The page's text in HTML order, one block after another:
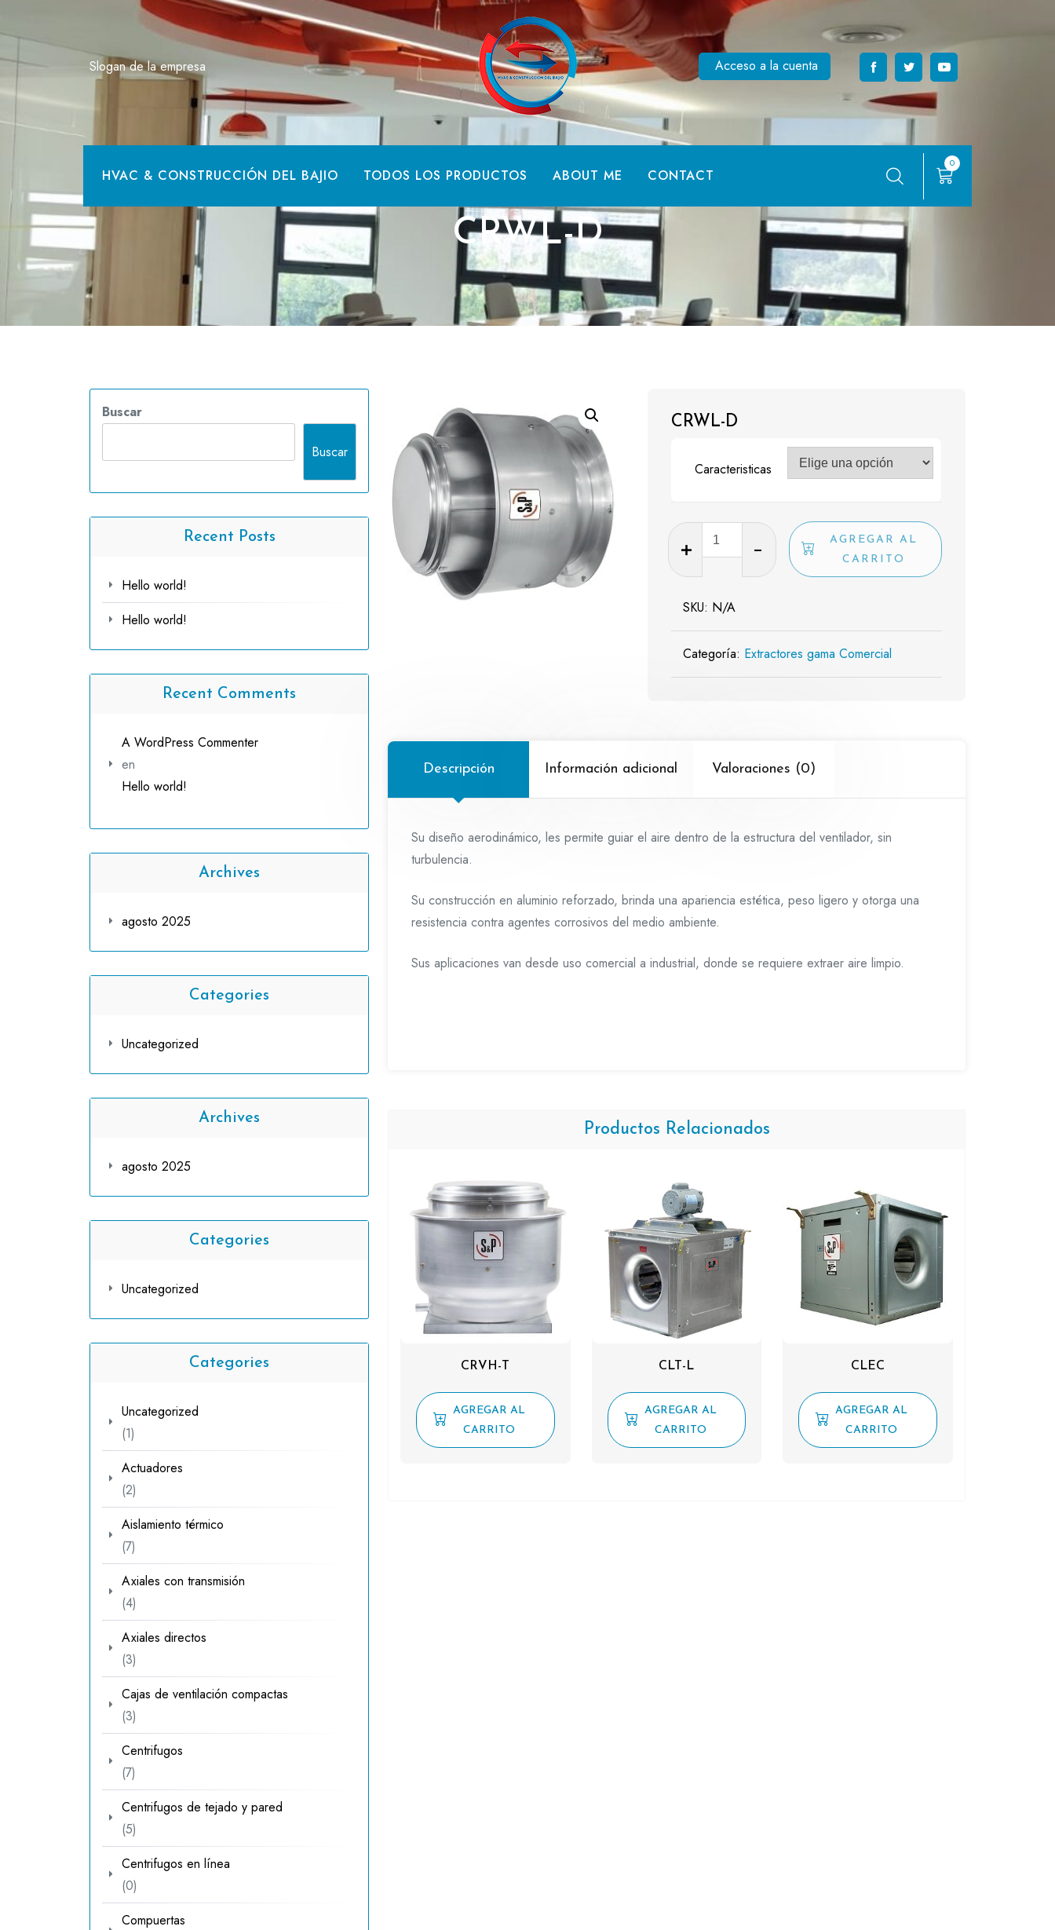
al
contenido
Slogan de la empresa Acceso a la cuenta
HVAC & CONSTRUCCIÓN DEL BAJIO TODOS LOS PRODUCTOS ABOUT ME CONTACT
0
CRWL-D
CRWL-D
Caracteristicas
CRWL-
cantidad
AGREGAR AL
CARRITO
SKU: N/A
Categoría: Extractores gama Comercial
Descripción Información adicional Valoraciones (0)
Su diseño aerodinámico, les permite guiar el aire dentro de la estructura del ventilador, sin
turbulencia.
Su construcción en aluminio reforzado, brinda una apariencia estética, peso ligero y otorga una
resistencia contra agentes corrosivos del medio ambiente.
Sus aplicaciones van desde uso comercial a industrial, donde se requiere extraer aire limpio.
Productos Relacionados
CRVH-T
AGREGAR AL
CARRITO
CLT-L
AGREGAR AL
CARRITO
CLEC
AGREGAR AL
CARRITO
Buscar
Buscar
Recent Posts
Hello world!
Hello world!
Recent Comments
A WordPress Commenter
en
Hello world!
Archives
agosto 2025
Categories
Uncategorized
Archives
agosto 2025
Categories
Uncategorized
Categories
Uncategorized
11
producto
Actuadores
22
productos
Aislamiento térmico
77
productos
Axiales con transmisión
44
productos
Axiales directos
33
productos
Cajas de ventilación compactas
33
productos
Centrifugos
77
productos
Centrifugos de tejado y pared
55
productos
Centrifugos en línea
00
productos
Compuertas